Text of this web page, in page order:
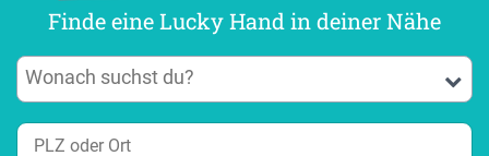
Finde eine Lucky Hand in deiner Nähe